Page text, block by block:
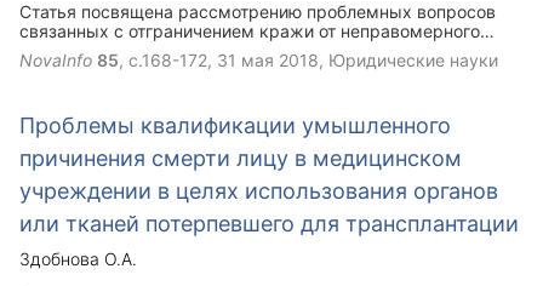
Статья посвящена рассмотрению проблемных вопросов
связанных с отграничением кражи от неправомерного
завладения автомобилем или иным транспортным
средством без цели хищения.
NovaInfo 85, с.168-172, 31 мая 2018, Юридические науки
Проблемы квалификации умышленного
причинения смерти лицу в медицинском
учреждении в целях использования органов
или тканей потерпевшего для трансплантации
Здобнова О.А.